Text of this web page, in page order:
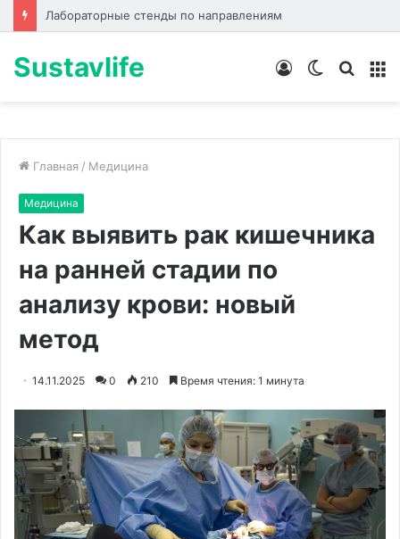
Лабораторные стенды по направлениям
Sustavlife
Switch
Войти
Главная / Медицина
Медицина
Как выявить рак кишечника
на ранней стадии по
анализу крови: новый
метод
14.11.2025 0 210 Время чтения: 1 минута